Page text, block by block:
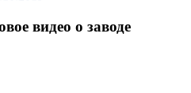
видео о заводе